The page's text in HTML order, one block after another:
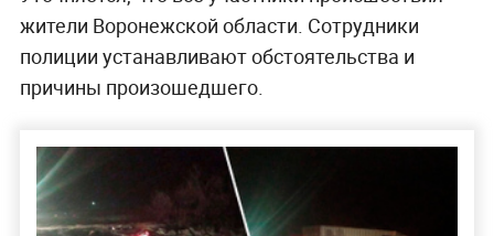
жители Воронежской области. Сотрудники
полиции устанавливают обстоятельства и
причины произошедшего.